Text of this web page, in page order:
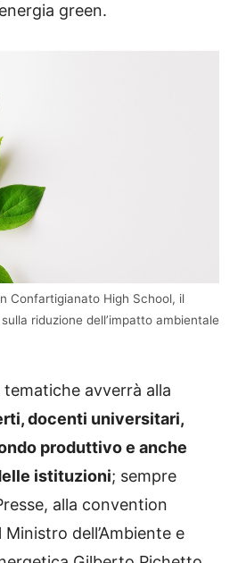
green.
Confartigianato High School, il
riduzione dell’impatto ambientale
avverrà alla
docenti universitari,
produttivo e anche
istituzioni; sempre
alla convention
dell’Ambiente e